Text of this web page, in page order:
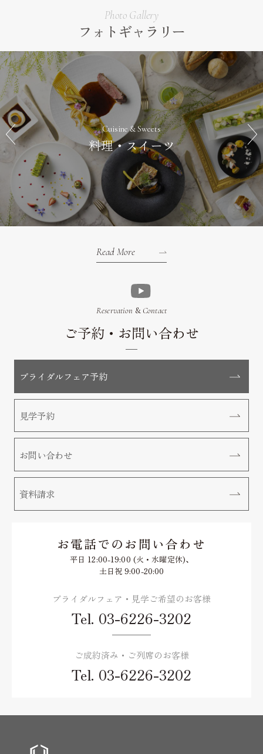
Photo Gallery
フォトギャラリー
Cuisine & Sweets
料理・スイーツ
Read More
Reservation &Contact
ご予約・お問い合わせ
ブライダルフェア予約
見学予約
お問い合わせ
資料請求
お電話でのお問い合わせ
平日 12:00-19:00 (火・水曜定休)、
土日祝 9:00-20:00
ブライダルフェア・見学ご希望のお客様
Tel. 03-6226-3202
ご成約済み・ご列席のお客様
Tel. 03-6226-3202